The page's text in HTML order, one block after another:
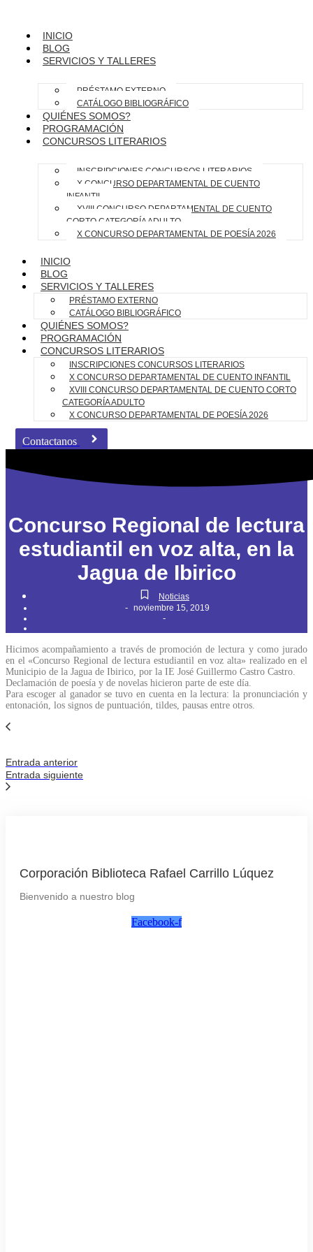
INICIO
BLOG
SERVICIOS Y TALLERES
PRÉSTAMO EXTERNO
CATÁLOGO BIBLIOGRÁFICO
QUIÉNES SOMOS?
PROGRAMACIÓN
CONCURSOS LITERARIOS
INSCRIPCIONES CONCURSOS LITERARIOS
X CONCURSO DEPARTAMENTAL DE CUENTO
INFANTIL
XVIII CONCURSO DEPARTAMENTAL DE CUENTO
CORTO CATEGORÍA ADULTO
X CONCURSO DEPARTAMENTAL DE POESÍA 2026
INICIO
BLOG
SERVICIOS Y TALLERES
PRÉSTAMO EXTERNO
CATÁLOGO BIBLIOGRÁFICO
QUIÉNES SOMOS?
PROGRAMACIÓN
CONCURSOS LITERARIOS
INSCRIPCIONES CONCURSOS LITERARIOS
X CONCURSO DEPARTAMENTAL DE CUENTO INFANTIL
XVIII CONCURSO DEPARTAMENTAL DE CUENTO CORTO
CATEGORÍA ADULTO
X CONCURSO DEPARTAMENTAL DE POESÍA 2026
Contactanos
Concurso Regional de lectura
estudiantil en voz alta, en la
Jagua de Ibirico
Noticias
- noviembre 15, 2019
-
Hicimos acompañamiento a través de promoción de lectura y como jurado
en el «Concurso Regional de lectura estudiantil en voz alta» realizado en el
Municipio de la Jagua de Ibirico, por la IE José Guillermo Castro Castro.
Declamación de poesía y de novelas hicieron parte de este día.
Para escoger al ganador se tuvo en cuenta en la lectura: la pronunciación y
entonación, los signos de puntuación, tildes, pausas entre otros.
Entrada anterior
Entrada siguiente
Corporación Biblioteca Rafael Carrillo Lúquez
Bienvenido a nuestro blog
Facebook-f